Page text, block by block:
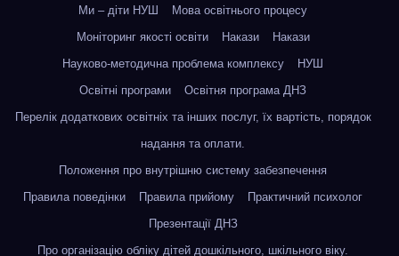
Ми – діти НУШ
Мова освітнього процесу
Моніторинг якості освіти
Накази
Накази
Науково-методична проблема комплексу
НУШ
Освітні програми
Освітня програма ДНЗ
Перелік додаткових освітніх та інших послуг, їх вартість, порядок
надання та оплати.
Положення про внутрішню систему забезпечення
Правила поведінки
Правила прийому
Практичний психолог
Презентації ДНЗ
Про організацію обліку дітей дошкільного, шкільного віку.